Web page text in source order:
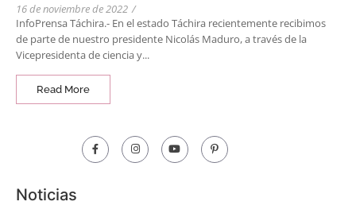
16 de noviembre de 2022 /
InfoPrensa Táchira.- En el estado Táchira recientemente recibimos
de parte de nuestro presidente Nicolás Maduro, a través de la
Vicepresidenta de ciencia y...
Read More
Noticias